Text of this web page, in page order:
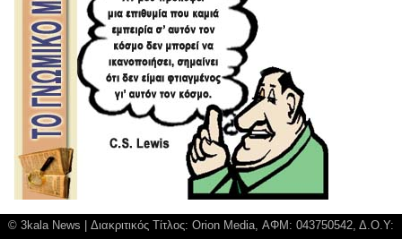
© 3kala News | Διακριτικός Τίτλος: Orion Media, ΑΦΜ: 043750542, Δ.Ο.Υ: